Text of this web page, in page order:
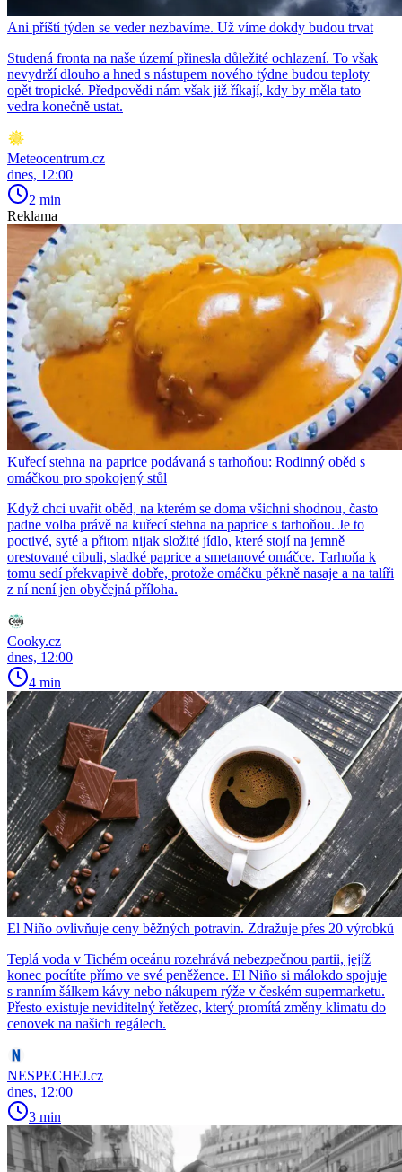
Ani příští týden se veder nezbavíme. Už víme dokdy budou trvat
Studená fronta na naše území přinesla důležité ochlazení. To však
nevydrží dlouho a hned s nástupem nového týdne budou teploty
opět tropické. Předpovědi nám však již říkají, kdy by měla tato
vedra konečně ustat.
Meteocentrum.cz
dnes, 12:00
2 min
Reklama
Kuřecí stehna na paprice podávaná s tarhoňou: Rodinný oběd s
omáčkou pro spokojený stůl
Když chci uvařit oběd, na kterém se doma všichni shodnou, často
padne volba právě na kuřecí stehna na paprice s tarhoňou. Je to
poctivé, syté a přitom nijak složité jídlo, které stojí na jemně
orestované cibuli, sladké paprice a smetanové omáčce. Tarhoňa k
tomu sedí překvapivě dobře, protože omáčku pěkně nasaje a na talíři
z ní není jen obyčejná příloha.
Cooky.cz
dnes, 12:00
4 min
El Niño ovlivňuje ceny běžných potravin. Zdražuje přes 20 výrobků
Teplá voda v Tichém oceánu rozehrává nebezpečnou partii, jejíž
konec pocítíte přímo ve své peněžence. El Niño si málokdo spojuje
s ranním šálkem kávy nebo nákupem rýže v českém supermarketu.
Přesto existuje neviditelný řetězec, který promítá změny klimatu do
cenovek na našich regálech.
NESPECHEJ.cz
dnes, 12:00
3 min